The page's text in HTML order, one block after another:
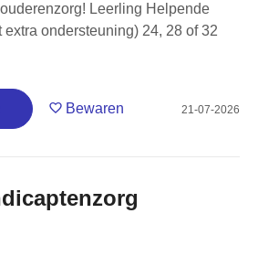
Leerling Helpende
ondersteuning) 24, 28 of 32
Bewaren 21-07-2026